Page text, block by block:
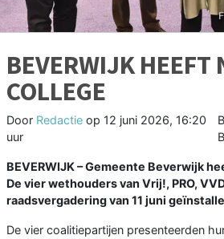
BEVERWIJK HEEFT
COLLEGE
Door Redactie op 12 juni 2026, 16:20
uur
BEVERWIJK – Gemeente Beverwijk
De vier wethouders van Vrij!, PRO,
raadsvergadering van 11 juni
De vier coalitiepartijen presenteerden